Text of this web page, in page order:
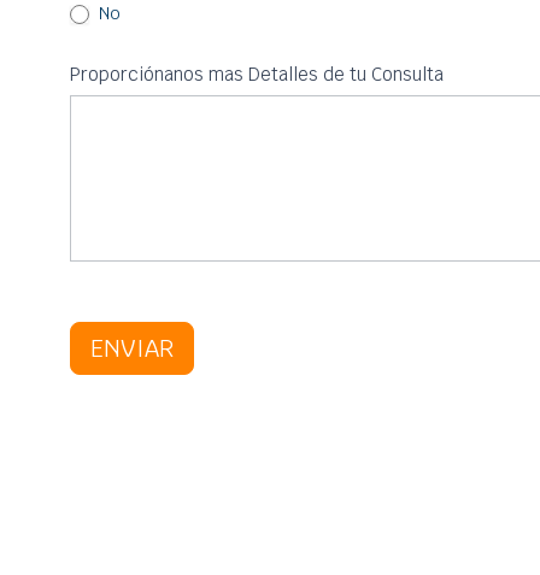
No
Proporciónanos mas Detalles de tu Consulta
ENVIAR